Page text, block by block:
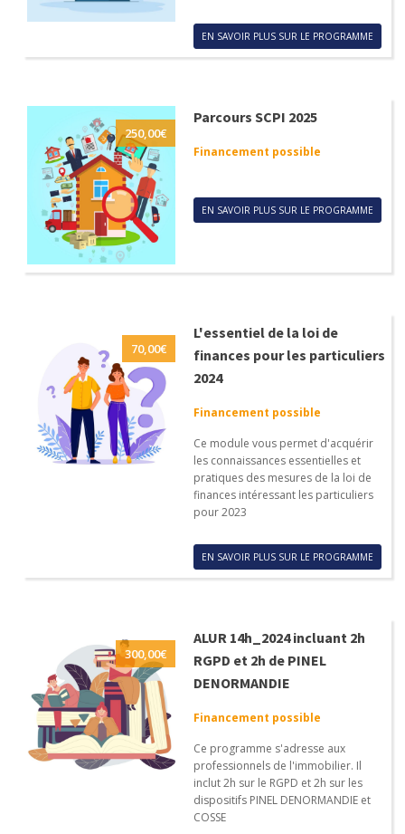
EN SAVOIR PLUS SUR LE PROGRAMME
250,00€
Parcours SCPI 2025
Financement possible
EN SAVOIR PLUS SUR LE PROGRAMME
70,00€
L'essentiel de la loi de
finances pour les particuliers
2024
Financement possible
Ce module vous permet d'acquérir
les connaissances essentielles et
pratiques des mesures de la loi de
finances intéressant les particuliers
pour 2023
EN SAVOIR PLUS SUR LE PROGRAMME
300,00€
ALUR 14h_2024 incluant 2h
RGPD et 2h de PINEL
DENORMANDIE
Financement possible
Ce programme s'adresse aux
professionnels de l'immobilier. Il
inclut 2h sur le RGPD et 2h sur les
dispositifs PINEL DENORMANDIE et
COSSE